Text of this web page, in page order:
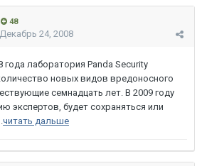
48
Декабрь 24, 2008
года лаборатория Panda Security
новых видов вредоносного
семнадцать лет. В 2009 году
экспертов, будет сохраняться или
читать дальше